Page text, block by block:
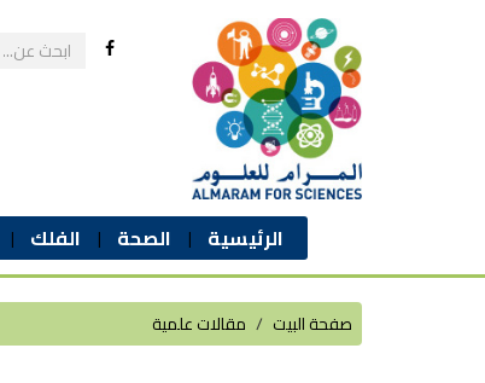
الرئيسية الصحة الفلك
صفحة البيت مقالات علمية